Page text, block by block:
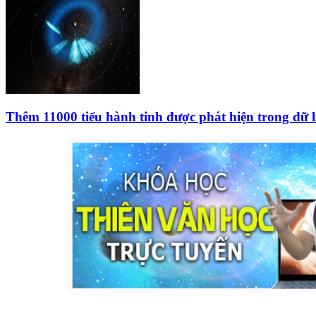
Thêm 11000 tiểu hành tinh được phát hiện trong dữ